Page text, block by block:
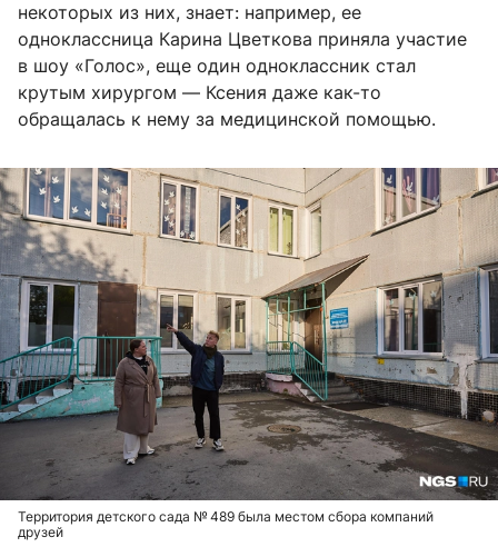
некоторых из них, знает: например, ее
одноклассница Карина Цветкова приняла участие
в шоу «Голос», еще один одноклассник стал
крутым хирургом — Ксения даже как-то
обращалась к нему за медицинской помощью.
Территория детского сада № 489 была местом сбора компаний
друзей